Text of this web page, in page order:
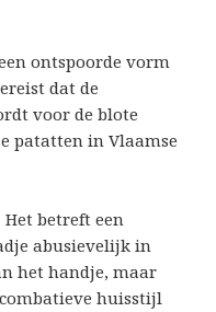
ontspoorde vorm
dat de
voor de blote
patatten in Vlaamse
betreft een
abusievelijk in
het handje, maar
huisstijl